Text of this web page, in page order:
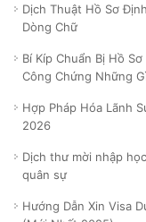
Dịch Thuật Hồ Sơ
Dòng Chữ
Bí Kíp Chuẩn Bị Hồ
Công Chứng Những
Hợp Pháp Hóa Lãnh
2026
Dịch thư mời nhập
quân sự
Hướng Dẫn Xin Visa